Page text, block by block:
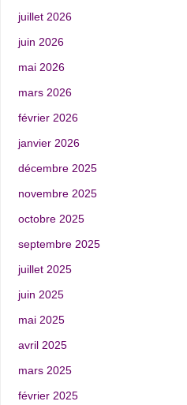
juillet 2026
juin 2026
mai 2026
mars 2026
février 2026
janvier 2026
décembre 2025
novembre 2025
octobre 2025
septembre 2025
juillet 2025
juin 2025
mai 2025
avril 2025
mars 2025
février 2025